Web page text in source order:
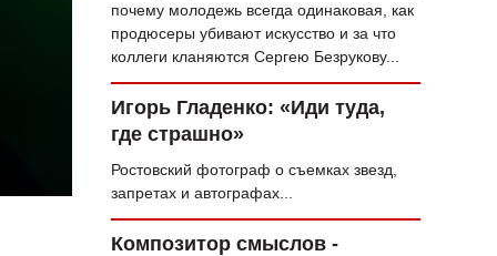
КУЛЬТ ЕДЫ
АФИША
ЖУРНАЛ
почему молодежь всегда одинаковая, как
продюсеры убивают искусство и за что
коллеги кланяются Сергею Безрукову...
Игорь Гладенко: «Иди туда,
где страшно»
Ростовский фотограф о съемках звезд,
запретах и автографах...
Композитор смыслов -